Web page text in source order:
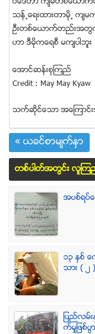
သန္႕ေရးထားတာမို႕ က်
ဦးတစ္ေယာက္တည္းအတြက္
ဟာ ဒီမုိကေရစီ မက်ပါဘူး
ေအာင္ဆန္းစုၾကည္
Credit : May May Kyaw
သက္ဆုိင္ေသာ အေၾကာင္း
« ယခင္စာမ်က္ႏွာ
တစ္ပါတ္အတြင္း လူၾ
အပစ္ရပ္ေ
၁၃ ႏွစ္
သား ( ၂ )
ျပည္လမ္
က္မႈျဖစ္ပြ